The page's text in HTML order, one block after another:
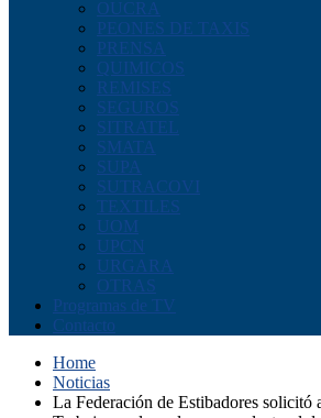
OUCRA
PEONES DE TAXIS
PRENSA
QUIMICOS
REMISES
SEGUROS
SITRATEL
SMATA
SUPA
SUTRACOVI
TEXTILES
UOM
UPCN
URGARA
OTRAS
Programas de TV
Contacto
Home
Noticias
La Federación de Estibadores solicitó